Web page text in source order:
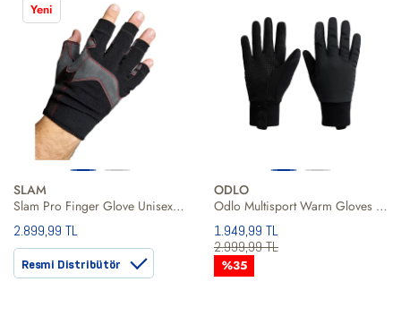
Yeni
SLAM
Slam Pro Finger Glove Unisex Yelken Eldiveni
2.899,99 TL
Resmi Distribütör
ODLO
Odlo Multisport Warm Gloves Full Finger Erkek Eldiven
1.949,99 TL
2.999,99 TL
%35